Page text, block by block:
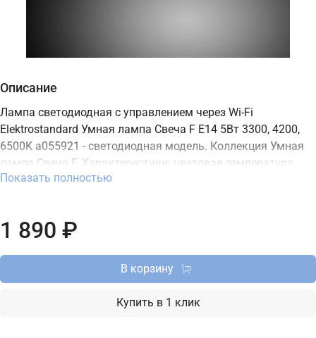
Описание
Лампа светодиодная с управлением через Wi-Fi
Elektrostandard Умная лампа Свеча F E14 5Вт 3300, 4200,
6500K a055921 - светодиодная модель. Коллекция Умная
лампа Свеча F. Характеристики: цветовая температура
3300, 4200, 6500K, мощность 5 Вт, цоколь E14. В интернет-
Петербургу и России и актуальной ценой на сайте.
Показать полностью
1 890 ₽
В корзину
Купить в 1 клик